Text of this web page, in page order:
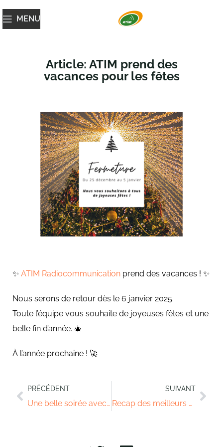
MENU
Article: ATIM prend des
vacances pour les fêtes
✨ ATIM Radiocommunication prend des vacances ! ✨
Nous serons de retour dès le 6 janvier 2025.
Toute l’équipe vous souhaite de joyeuses fêtes et une
belle fin d’année. 🎄
À l’année prochaine ! 🚀
PRÉCÉDENT
Une belle soirée avec l’équipe ATIM
SUIVANT
Recap des meilleurs moments de ATIM en 2024